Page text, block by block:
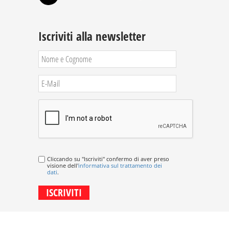
Iscriviti alla newsletter
Cliccando su "Iscriviti" confermo di aver preso
visione dell'informativa sul trattamento dei
dati.